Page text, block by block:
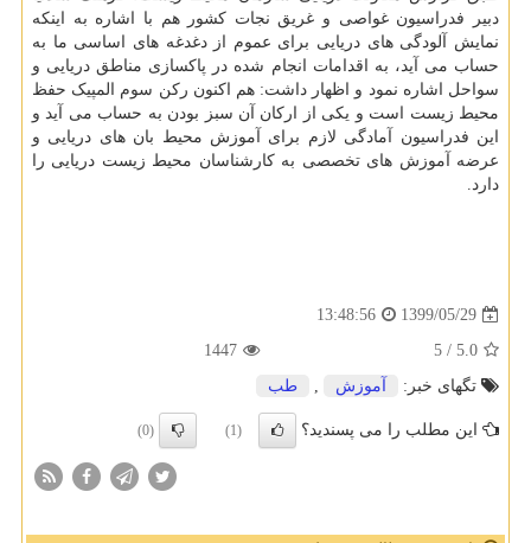
دبیر فدراسیون غواصی و غریق نجات کشور هم با اشاره به اینکه
نمایش آلودگی های دریایی برای عموم از دغدغه های اساسی ما به
حساب می آید، به اقدامات انجام شده در پاکسازی مناطق دریایی و
سواحل اشاره نمود و اظهار داشت: هم اکنون رکن سوم المپیک حفظ
محیط زیست است و یکی از ارکان آن سبز بودن به حساب می آید و
این فدراسیون آمادگی لازم برای آموزش محیط بان های دریایی و
عرضه آموزش های تخصصی به کارشناسان محیط زیست دریایی را
دارد.
1399/05/29
13:48:56
5.0
/ 5
1447
تگهای خبر:
آموزش , طب
این مطلب را می پسندید؟ (1)
(0)